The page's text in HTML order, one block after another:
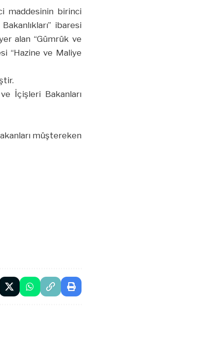
maddesinin birinci
ibaresi
alan “Gümrük ve
“Hazine ve Maliye
İçişleri Bakanları
müştereken